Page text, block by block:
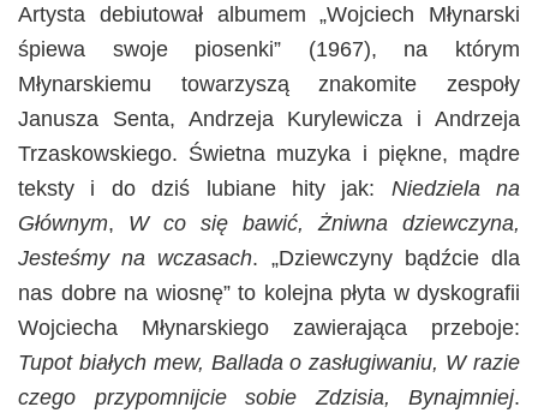
Artysta debiutował albumem „Wojciech Młynarski
śpiewa swoje piosenki” (1967), na którym
Młynarskiemu towarzyszą znakomite zespoły
Janusza Senta, Andrzeja Kurylewicza i Andrzeja
Trzaskowskiego. Świetna muzyka i piękne, mądre
teksty i do dziś lubiane hity jak: Niedziela na
Głównym, W co się bawić, Żniwna dziewczyna,
Jesteśmy na wczasach. „Dziewczyny bądźcie dla
nas dobre na wiosnę” to kolejna płyta w dyskografii
Wojciecha Młynarskiego zawierająca przeboje:
Tupot białych mew, Ballada o zasługiwaniu, W razie
czego przypomnijcie sobie Zdzisia, Bynajmniej.